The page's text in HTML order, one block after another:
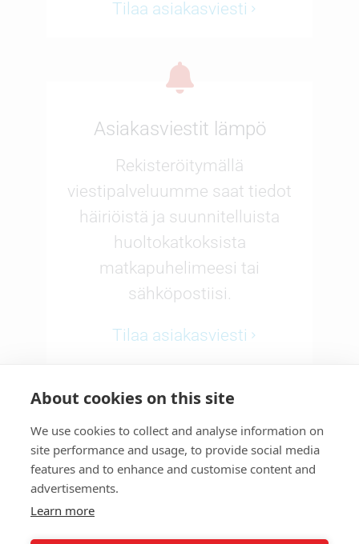
About cookies on this site
We use cookies to collect and analyse information on
site performance and usage, to provide social media
features and to enhance and customise content and
advertisements.
Learn more
Tilaa asiakasviesti
Asiakasviestit lämpö
Rekisteröitymällä
viestipalveluumme saat tiedot
häiriöistä ja suunnitelluista
huoltokatkoksista
matkapuhelimeesi tai
sähköpostiisi.
Tilaa asiakasviesti
Vikapäivystys 24/7
Ilmoitukset häiriöistä 24/7